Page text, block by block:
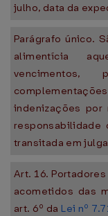
julho, data da
Parágrafo único.
alimentícia
indenizações por
transitada em
Art. 16.
acometidos das
art. 6º da Lei nº